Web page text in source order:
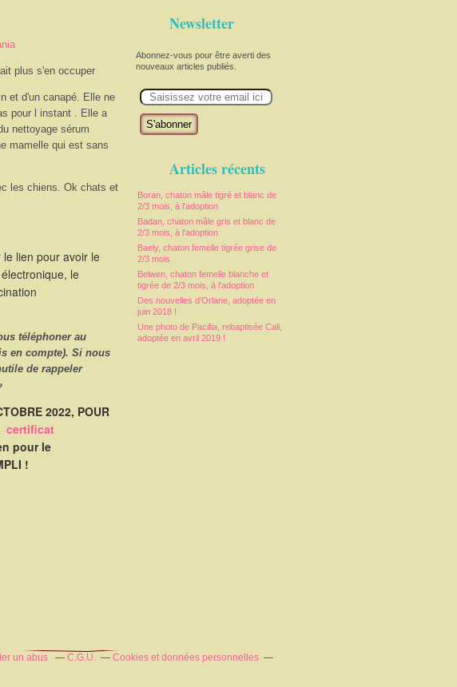
Newsletter
Abonnez-vous pour être averti des
nouveaux articles publiés.
m
Articles récents
Boran, chaton mâle tigré et blanc de
2/3 mois, à l'adoption
Badan, chaton mâle gris et blanc de
2/3 mois, à l'adoption
Baely, chaton femelle tigrée grise de
2/3 mois
Belwen, chaton femelle blanche et
tigrée de 2/3 mois, à l'adoption
Des nouvelles d'Orlane, adoptée en
juin 2018 !
Une photo de Pacifia, rebaptisée Cali,
adoptée en avril 2019 !
plus s'en occuper
et d'un canapé. Elle ne
pour l instant . Elle a
nettoyage sérum
mamelle qui est sans
les chiens. Ok chats et
le lien pour avoir le
le
téléphonerau
en compte). Si nous
de rappeler
2022, POUR
certificat
pour le
!
un abus C.G.U.
Cookies et données personnelles